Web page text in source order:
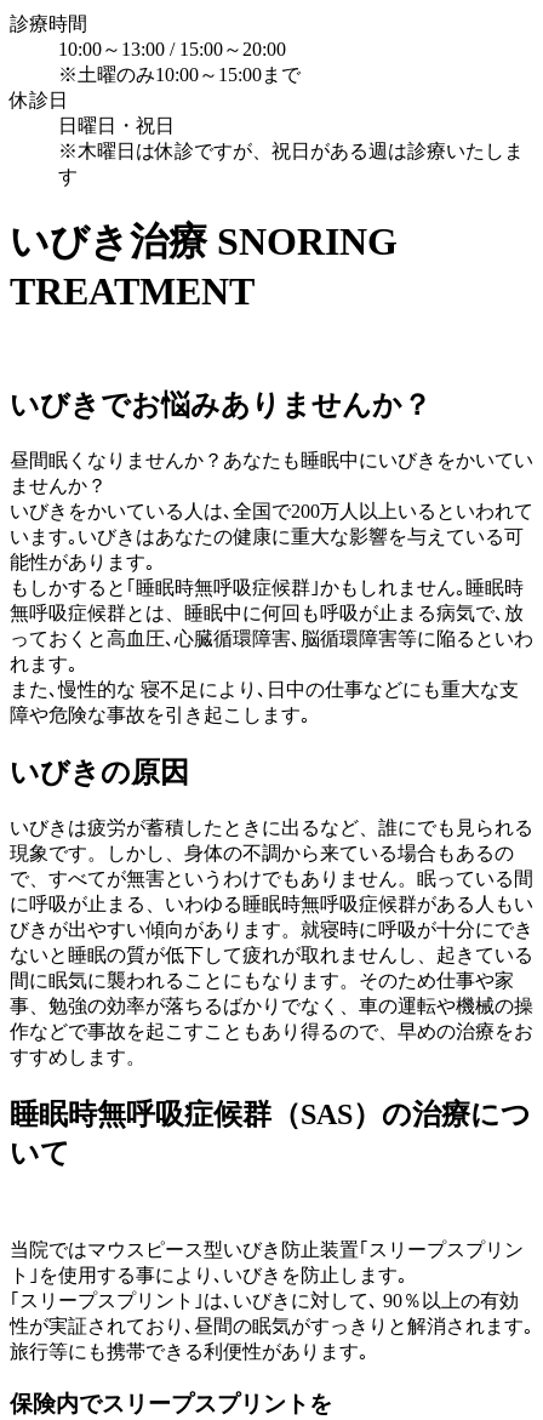
診療時間
10:00～13:00 / 15:00～20:00
※土曜のみ10:00～15:00まで
休診日
日曜日・祝日
※木曜日は休診ですが、祝日がある週は診療いたしま
す
いびき治療 SNORING
TREATMENT
いびきでお悩みありませんか？
昼間眠くなりませんか？あなたも睡眠中にいびきをかいてい
ませんか？
いびきをかいている人は､全国で200万人以上いるといわれて
います｡いびきはあなたの健康に重大な影響を与えている可
能性があります｡
もしかすると｢睡眠時無呼吸症候群｣かもしれません｡睡眠時
無呼吸症候群とは、睡眠中に何回も呼吸が止まる病気で､放
っておくと高血圧､心臓循環障害､脳循環障害等に陥るといわ
れます｡
また､慢性的な 寝不足により､日中の仕事などにも重大な支
障や危険な事故を引き起こします｡
いびきの原因
いびきは疲労が蓄積したときに出るなど、誰にでも見られる
現象です。しかし、身体の不調から来ている場合もあるの
で、すべてが無害というわけでもありません。眠っている間
に呼吸が止まる、いわゆる睡眠時無呼吸症候群がある人もい
びきが出やすい傾向があります。就寝時に呼吸が十分にでき
ないと睡眠の質が低下して疲れが取れませんし、起きている
間に眠気に襲われることにもなります。そのため仕事や家
事、勉強の効率が落ちるばかりでなく、車の運転や機械の操
作などで事故を起こすこともあり得るので、早めの治療をお
すすめします。
睡眠時無呼吸症候群（SAS）の治療につ
いて
当院ではマウスピース型いびき防止装置｢スリープスプリン
ト｣を使用する事により､いびきを防止します｡
｢スリープスプリント｣は､いびきに対して､ 90％以上の有効
性が実証されており､昼間の眠気がすっきりと解消されます｡
旅行等にも携帯できる利便性があります｡
保険内でスリープスプリントを